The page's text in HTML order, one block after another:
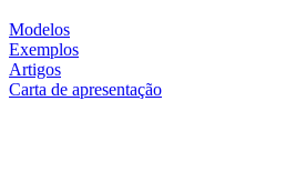
Modelos
Exemplos
Artigos
Carta de apresentação